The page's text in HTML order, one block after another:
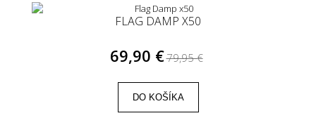
FLAG DAMP X50
69,90 €79,95 €
DO KOŠÍKA